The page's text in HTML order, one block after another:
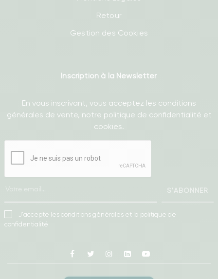
Retour
Gestion des Cookies
Inscription à la Newsletter
En vous inscrivant, vous acceptez les conditions
générales de vente, notre politique de confidentialité et
cookies.
S'ABONNER
J'accepte les conditions générales et la politique de
confidentialité
Facebook
Twitter InstagramLinkedin